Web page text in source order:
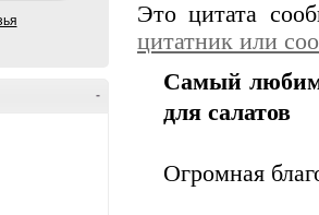
-
Это цитата
цитатник или
Самый
для салатов
Огромная